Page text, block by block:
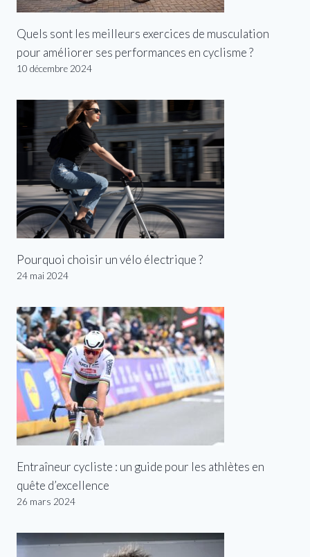
Quels sont les meilleurs exercices de musculation
pour améliorer ses performances en cyclisme ?
10 décembre 2024
Pourquoi choisir un vélo électrique ?
24 mai 2024
Entraîneur cycliste : un guide pour les athlètes en
quête d’excellence
26 mars 2024